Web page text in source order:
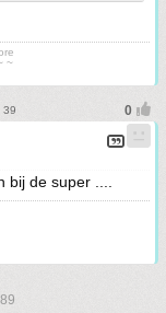
~
39
bij de super ....